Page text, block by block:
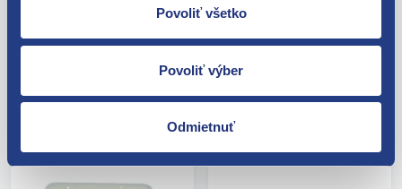
Povoliť všetko
Povoliť výber
Odmietnuť
4.86 EUR